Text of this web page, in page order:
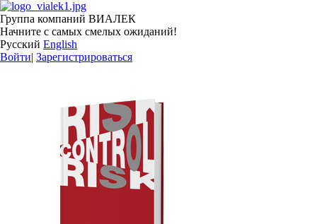
Группа компаний ВИАЛЕК
Начните с самых смелых ожиданий!
Русский English
Войти| Зарегистрироваться